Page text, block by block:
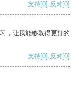
支持[0] 反对[0]
，让我能够取得更好的
支持[0] 反对[0]